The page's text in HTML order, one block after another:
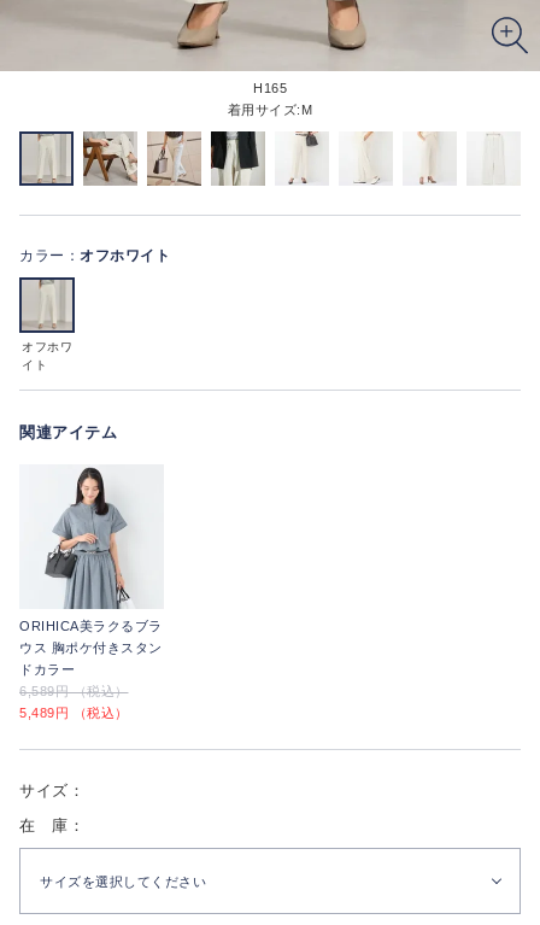
H165
着用サイズ:M
カラー： オフホワイト
オフホワ
イト
関連アイテム
ORIHICA美ラクるブラ
ウス 胸ポケ付きスタン
ドカラー
6,589円 （税込）
5,489円 （税込）
サイズ：
在 庫：
サイズを選択してください